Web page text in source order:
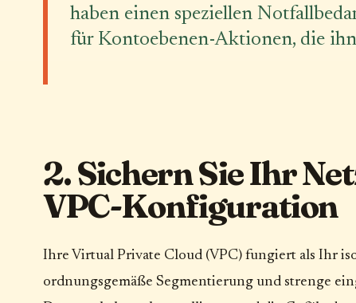
haben einen speziellen
für Kontoebenen-Aktionen, die
2. Sichern Sie Ihr
VPC-Konfiguration
Ihre Virtual Private Cloud (VPC) fungiert als Ihr
ordnungsgemäße Segmentierung und strenge